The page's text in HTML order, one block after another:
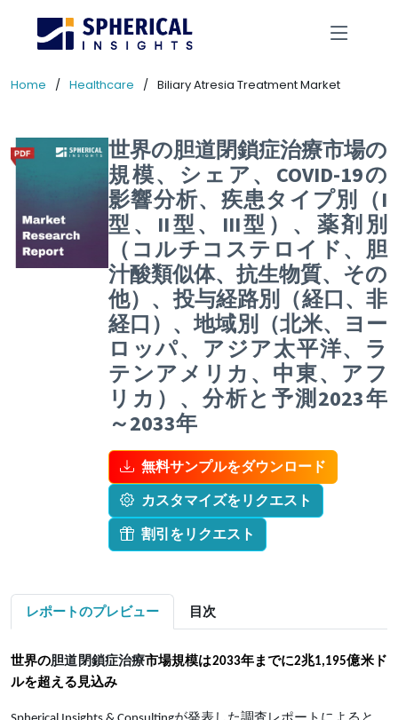
Home Healthcare Biliary Atresia Treatment Market
世界の胆道閉鎖症治療市場の
規模、シェア、COVID-19の
影響分析、疾患タイプ別（I
型、II型、III型）、薬剤別
（コルチコステロイド、胆
汁酸類似体、抗生物質、その
他）、投与経路別（経口、非
経口）、地域別（北米、ヨー
ロッパ、アジア太平洋、ラ
テンアメリカ、中東、アフ
リカ）、分析と予測2023年
～2033年
無料サンプルをダウンロード
カスタマイズをリクエスト
割引をリクエスト
レポートのプレビュー 目次
世界の胆道閉鎖症治療市場規模は2033年までに2兆1,195億米ド
ルを超える見込み